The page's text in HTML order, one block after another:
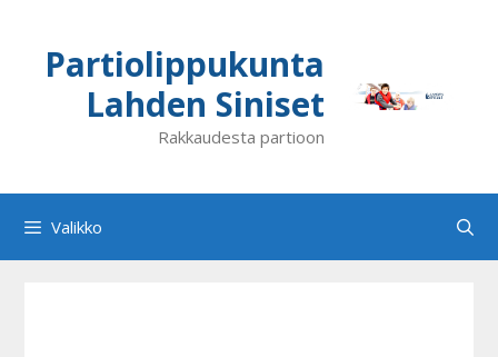
Partiolippukunta
Lahden Siniset
Rakkaudesta partioon
Valikko